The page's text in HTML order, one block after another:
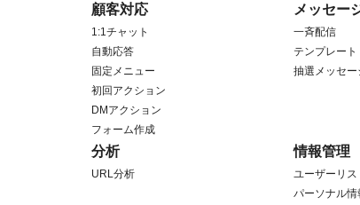
顧客対応
1:1チャット
自動応答
固定メニュー
初回アクション
DMアクション
フォーム作成
メッセー
一斉配信
テンプレート
抽選メッセー
分析
URL分析
情報管理
ユーザーリス
パーソナル情